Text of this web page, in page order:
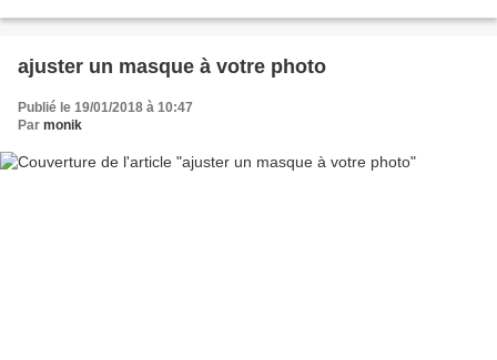
ajuster un masque à votre photo
Publié le 19/01/2018 à 10:47
Par monik